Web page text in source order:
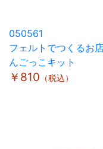
050561
フェルトでつくるお
んごっこキット
￥810 （税込）